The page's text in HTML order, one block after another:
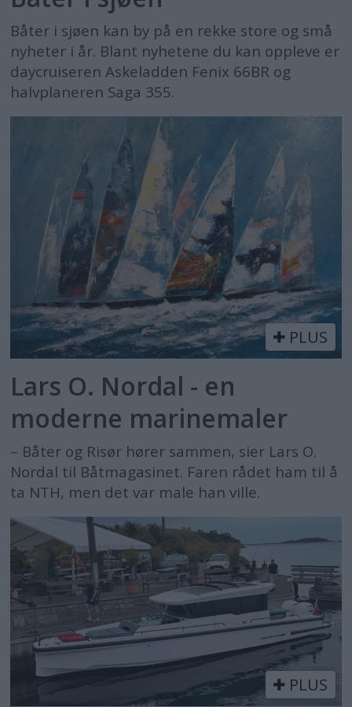
Torqeedo øker kapasiteten
Transportetappe med elbåt
Navico tar kontroll på strømmen
Elektrisk og nesten hundre år
Fra strøm til diesel i Marstrand
Grønn turbåt
Se 360-visning av nye Greenline NEO
Årets mest spennende båtnyheter
Selger el-motorer som aldri før
Ubegrenset rekkevidde med elmotor
Elektriske båter stilles ut i Paris
El uten rekkeviddeangst
Elektrisk danske
Innovatøren
PRØVEKJØRT: Polar 20 - Slutt på
snekkedunk
El-sjark med døgndrift
– Snart får vi smarte båter
Ny vri på el-båten: Luksus i ruslefart
Denne båten går på vann
Båter i sjøen kan by på en rekke store og små
nyheter i år. Blant nyhetene du kan oppleve er
daycruiseren Askeladden Fenix 66BR og
halvplaneren Saga 355.
PLUS
Lars O. Nordal - en
moderne marinemaler
– Båter og Risør hører sammen, sier Lars O.
Nordal til Båtmagasinet. Faren rådet ham til å
ta NTH, men det var male han ville.
PLUS